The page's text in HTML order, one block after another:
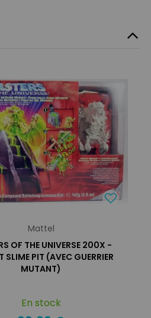
Mattel
OF THE UNIVERSE 200X -
SLIME PIT (AVEC GUERRIER
MUTANT)
En stock